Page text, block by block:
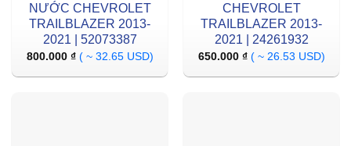
NƯỚC CHEVROLET
TRAILBLAZER 2013-
2021 | 52073387
800.000 ₫ ( ~ 32.65 USD)
CHEVROLET
TRAILBLAZER 2013-
2021 | 24261932
650.000 ₫ ( ~ 26.53 USD)